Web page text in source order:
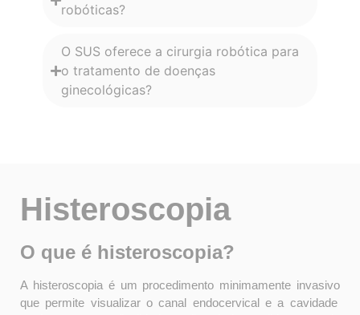
robóticas?
O SUS oferece a cirurgia robótica para
o tratamento de doenças
ginecológicas?
Histeroscopia
O que é histeroscopia?
A histeroscopia é um procedimento minimamente invasivo
que permite visualizar o canal endocervical e a cavidade